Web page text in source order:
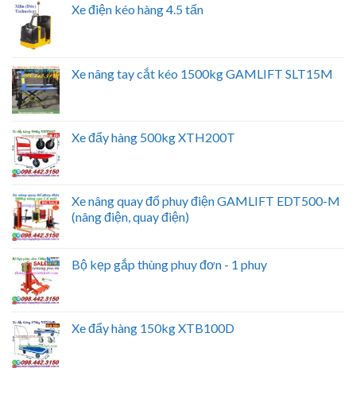
Xe điện kéo hàng 4.5 tấn
Xe nâng tay cắt kéo 1500kg GAMLIFT SLT15M
Xe đẩy hàng 500kg XTH200T
Xe nâng quay đổ phuy điện GAMLIFT EDT500-M
(nâng điện, quay điện)
Bộ kẹp gắp thùng phuy đơn - 1 phuy
Xe đẩy hàng 150kg XTB100D